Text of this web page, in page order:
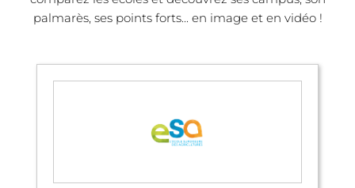
palmarès, ses points forts... en image et en vidéo !